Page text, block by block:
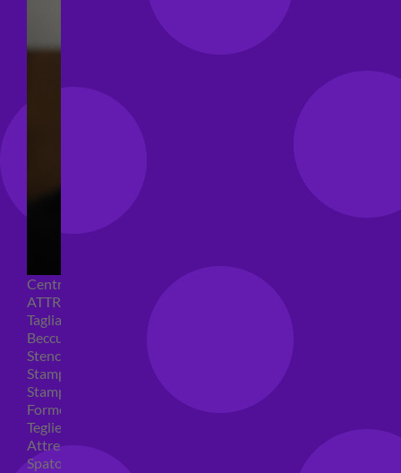
Centrini e Sacchetti Alimentari
ATTREZZI PER DOLCI
Tagliapasta
Beccucci e Sac à poche
Stencil per torte
Stampi ad espulsione
Stampi in silicone
Forme per cioccolato
Teglie per torte
Attrezzi cake design
Spatole ed accessori per decorare